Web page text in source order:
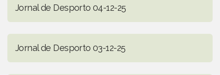
Jornal de Desporto 04-12-25
Jornal de Desporto 03-12-25